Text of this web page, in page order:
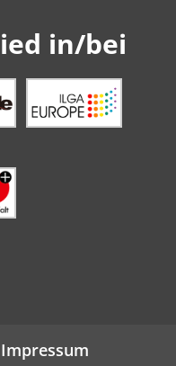
in/bei
Impressum